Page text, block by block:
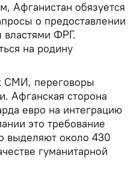
Афганистан обязуется
о предоставлении
ФРГ.
на родину
СМИ, переговоры
Афганская сторона
евро на интеграцию
это требование
выделяют около 430
гуманитарной